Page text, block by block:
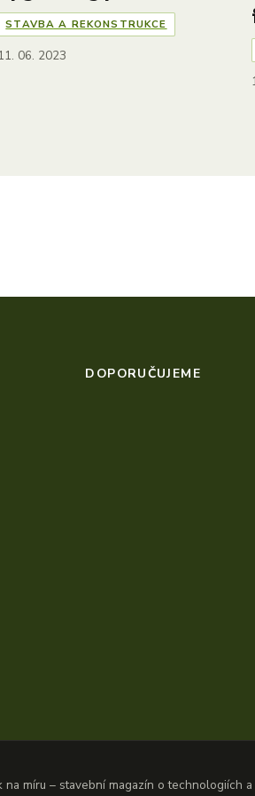
STAVBA A REKONSTRUKCE
06. 2023
DOPORUČUJEME
míru – stavební magazín o technologiích